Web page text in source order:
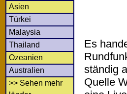
Asien
Türkei
Malaysia
Thailand
Ozeanien
Australien
>> Sehen mehr
Es
ständig
Quelle